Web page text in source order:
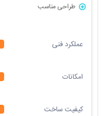
طراحی مناسب
عملکرد فنی
امکانات
کیفیت ساخت